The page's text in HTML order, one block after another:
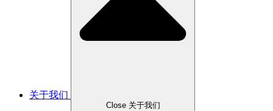
关于我们
Close 关于我们